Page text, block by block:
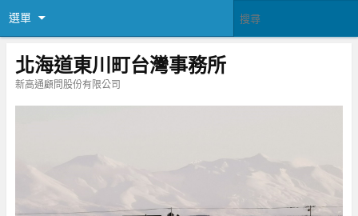
選單
北海道東川町台灣事務所
新高通顧問股份有限公司